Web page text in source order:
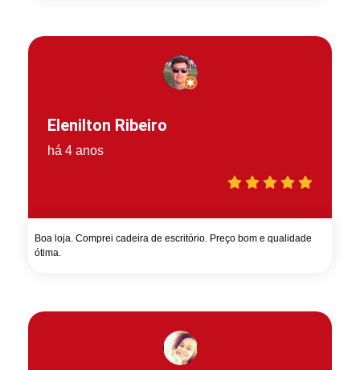
Elenilton Ribeiro
há 4 anos
Boa loja. Comprei cadeira de escritório. Preço bom e qualidade
ótima.